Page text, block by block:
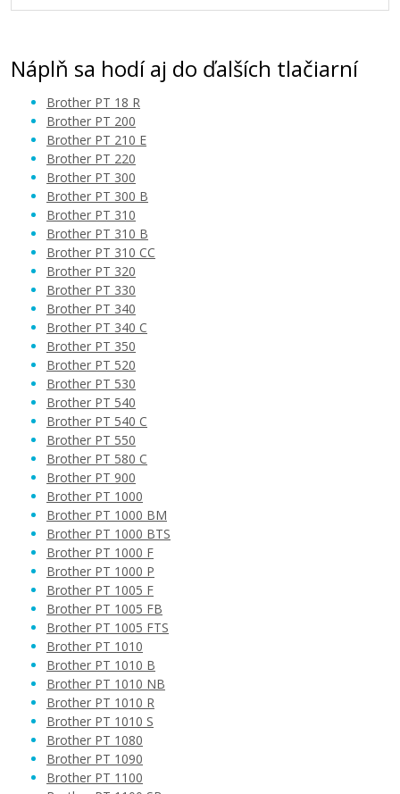
Náplň sa hodí aj do ďalších tlačiarní
Brother PT 18 R
Brother PT 200
Brother PT 210 E
Brother PT 220
Brother PT 300
Brother PT 300 B
Brother PT 310
Brother PT 310 B
Brother PT 310 CC
Brother PT 320
Brother PT 330
Brother PT 340
Brother PT 340 C
Brother PT 350
Brother PT 520
Brother PT 530
Brother PT 540
Brother PT 540 C
Brother PT 550
Brother PT 580 C
Brother PT 900
Brother PT 1000
Brother PT 1000 BM
Brother PT 1000 BTS
Brother PT 1000 F
Brother PT 1000 P
Brother PT 1005 F
Brother PT 1005 FB
Brother PT 1005 FTS
Brother PT 1010
Brother PT 1010 B
Brother PT 1010 NB
Brother PT 1010 R
Brother PT 1010 S
Brother PT 1080
Brother PT 1090
Brother PT 1100